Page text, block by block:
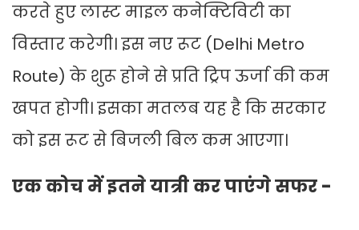
करते हुए लास्ट माइल कनेक्टिविटी का
विस्तार करेगी। इस नए रूट (Delhi Metro
Route) के शुरू होने से प्रति ट्रिप ऊर्जा की कम
खपत होगी। इसका मतलब यह है कि सरकार
को इस रूट से बिजली बिल कम आएगा।
एक कोच में इतने यात्री कर पाएंगे सफर -